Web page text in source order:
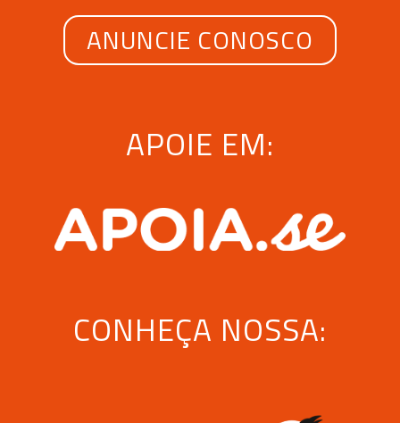
ANUNCIE CONOSCO
APOIE EM:
CONHEÇA NOSSA: